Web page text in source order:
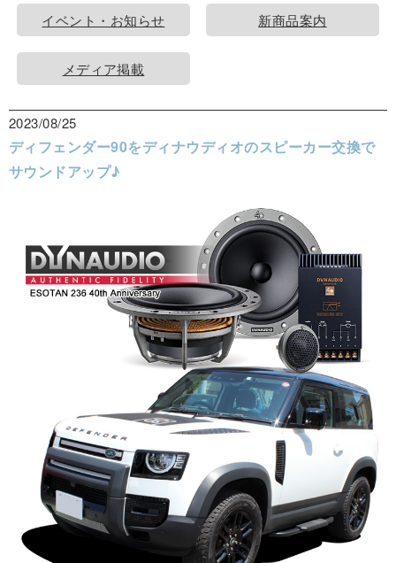
イベント・お知らせ 新商品案内
メディア掲載
2023/08/25
ディフェンダー90をディナウディオのスピーカー交換で
サウンドアップ♪